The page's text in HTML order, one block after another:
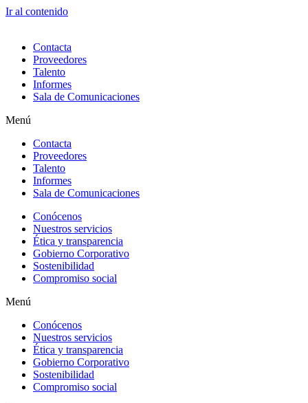
Ir al contenido
Contacta
Proveedores
Talento
Informes
Sala de Comunicaciones
Menú
Contacta
Proveedores
Talento
Informes
Sala de Comunicaciones
Conócenos
Nuestros servicios
Ética y transparencia
Gobierno Corporativo
Sostenibilidad
Compromiso social
Menú
Conócenos
Nuestros servicios
Ética y transparencia
Gobierno Corporativo
Sostenibilidad
Compromiso social